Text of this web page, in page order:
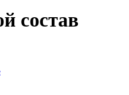
состав